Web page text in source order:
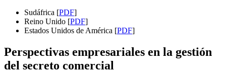
Sudáfrica [PDF]
Reino Unido [PDF]
Estados Unidos de América [PDF]
Perspectivas empresariales en la gestión
del secreto comercial